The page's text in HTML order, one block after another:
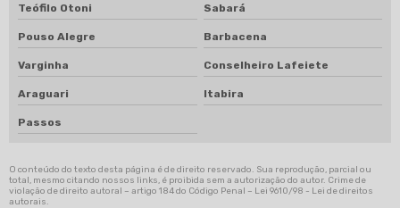
Teófilo Otoni Sabará
Pouso Alegre Barbacena
Varginha Conselheiro Lafeiete
Araguari Itabira
Passos
O conteúdo do texto desta página é de direito reservado. Sua reprodução, parcial ou
total, mesmo citando nossos links, é proibida sem a autorização do autor. Crime de
violação de direito autoral – artigo 184 do Código Penal – Lei 9610/98 - Lei de direitos
autorais.